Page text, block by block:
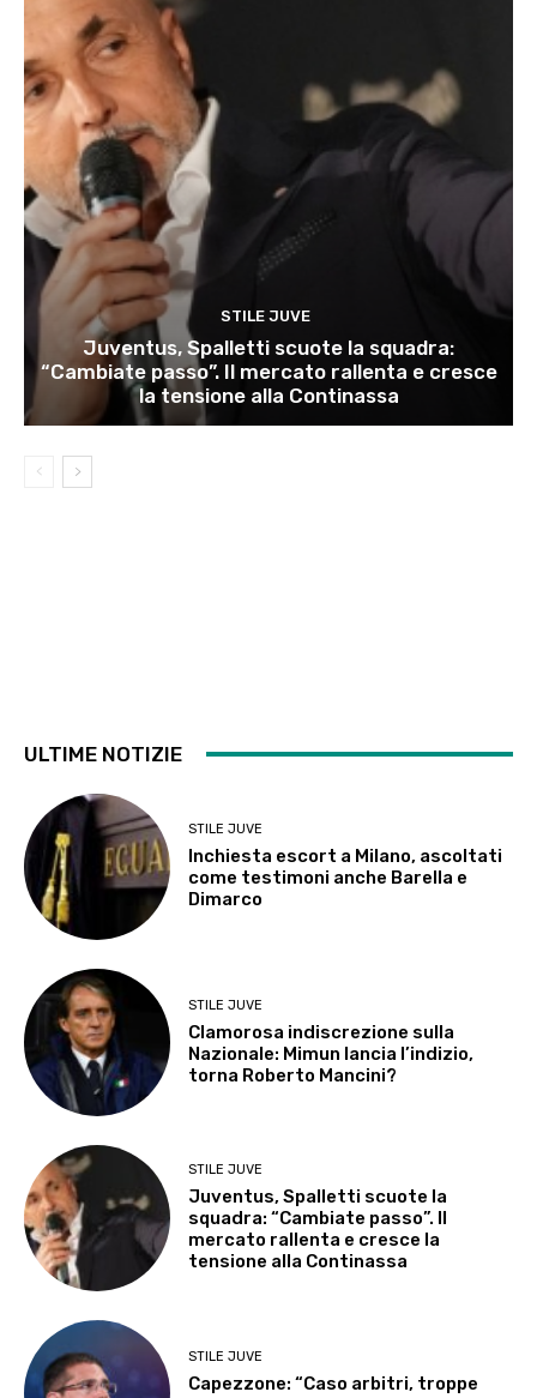
STILE JUVE
Juventus, Spalletti scuote la squadra:
“Cambiate passo”. Il mercato rallenta e cresce
la tensione alla Continassa
ULTIME NOTIZIE
STILE JUVE
Inchiesta escort a Milano, ascoltati
come testimoni anche Barella e
Dimarco
STILE JUVE
Clamorosa indiscrezione sulla
Nazionale: Mimun lancia l’indizio,
torna Roberto Mancini?
STILE JUVE
Juventus, Spalletti scuote la
squadra: “Cambiate passo”. Il
mercato rallenta e cresce la
tensione alla Continassa
STILE JUVE
Capezzone: “Caso arbitri, troppe